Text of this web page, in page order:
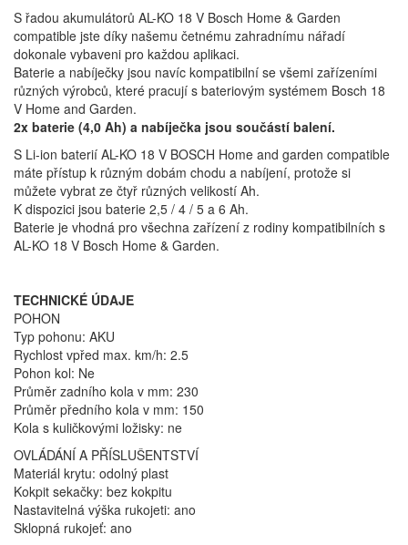
S řadou akumulátorů AL-KO 18 V Bosch Home & Garden
compatible jste díky našemu četnému zahradnímu nářadí
dokonale vybaveni pro každou aplikaci.
Baterie a nabíječky jsou navíc kompatibilní se všemi zařízeními
různých výrobců, které pracují s bateriovým systémem Bosch 18
V Home and Garden.
2x baterie (4,0 Ah) a nabíječka jsou součástí balení.
S Li-ion baterií AL-KO 18 V BOSCH Home and garden compatible
máte přístup k různým dobám chodu a nabíjení, protože si
můžete vybrat ze čtyř různých velikostí Ah.
K dispozici jsou baterie 2,5 / 4 / 5 a 6 Ah.
Baterie je vhodná pro všechna zařízení z rodiny kompatibilních s
AL-KO 18 V Bosch Home & Garden.
TECHNICKÉ ÚDAJE
POHON
Typ pohonu: AKU
Rychlost vpřed max. km/h: 2.5
Pohon kol: Ne
Průměr zadního kola v mm: 230
Průměr předního kola v mm: 150
Kola s kuličkovými ložisky: ne
OVLÁDÁNÍ A PŘÍSLUŠENTSTVÍ
Materiál krytu: odolný plast
Kokpit sekačky: bez kokpitu
Nastavitelná výška rukojeti: ano
Sklopná rukojeť: ano